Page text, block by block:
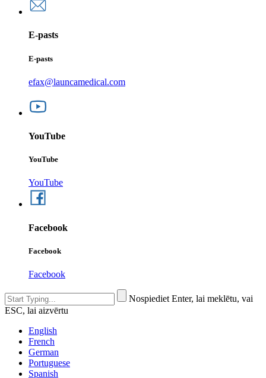
E-pasts
E-pasts
efax@launcamedical.com
YouTube
YouTube
YouTube
Facebook
Facebook
Facebook
Nospiediet Enter, lai meklētu, vai
ESC, lai aizvērtu
English
French
German
Portuguese
Spanish